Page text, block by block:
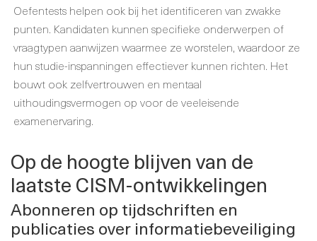
Oefentests helpen ook bij het identificeren van zwakke
punten. Kandidaten kunnen specifieke onderwerpen of
vraagtypen aanwijzen waarmee ze worstelen, waardoor ze
hun studie-inspanningen effectiever kunnen richten. Het
bouwt ook zelfvertrouwen en mentaal
uithoudingsvermogen op voor de veeleisende
examenervaring.
Op de hoogte blijven van de
laatste CISM-ontwikkelingen
Abonneren op tijdschriften en
publicaties over informatiebeveiliging